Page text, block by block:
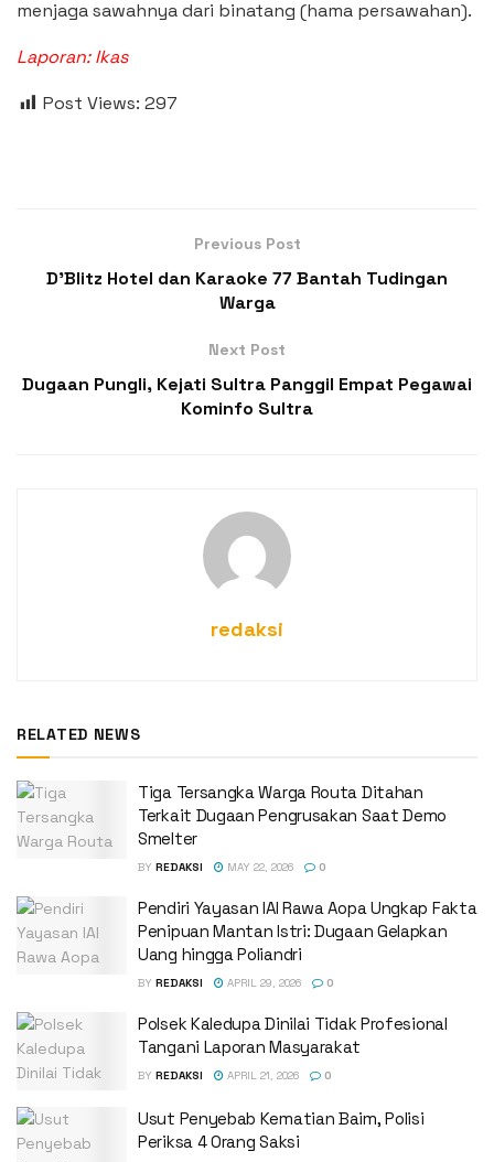
menjaga sawahnya dari binatang (hama persawahan).
Laporan: Ikas
Post Views: 297
Previous Post
D’Blitz Hotel dan Karaoke 77 Bantah Tudingan
Warga
Next Post
Dugaan Pungli, Kejati Sultra Panggil Empat Pegawai
Kominfo Sultra
redaksi
RELATED NEWS
Tiga Tersangka Warga Routa Ditahan
Terkait Dugaan Pengrusakan Saat Demo
Smelter
BY REDAKSI MAY 22, 2026 0
Pendiri Yayasan IAI Rawa Aopa Ungkap Fakta
Penipuan Mantan Istri: Dugaan Gelapkan
Uang hingga Poliandri
BY REDAKSI APRIL 29, 2026 0
Polsek Kaledupa Dinilai Tidak Profesional
Tangani Laporan Masyarakat
BY REDAKSI APRIL 21, 2026 0
Usut Penyebab Kematian Baim, Polisi
Periksa 4 Orang Saksi